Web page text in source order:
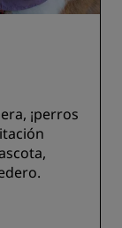
¡perros